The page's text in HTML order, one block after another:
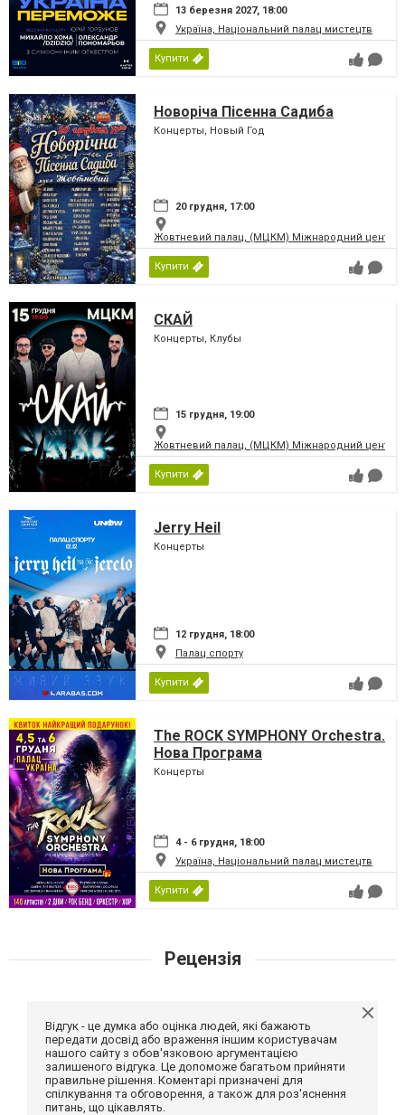
13 березня 2027, 18:00
Україна, Національний палац мистецтв
Купити
Новоріча Пісенна Садиба
Концерты, Новый Год
20 грудня, 17:00
Жовтневий палац, (МЦКМ) Міжнародний центр
Купити
СКАЙ
Концерты, Клубы
15 грудня, 19:00
Жовтневий палац, (МЦКМ) Міжнародний центр
Купити
Jerry Heil
Концерты
12 грудня, 18:00
Палац спорту
Купити
The ROCK SYMPHONY Orchestra.
Нова Програма
Концерты
4 - 6 грудня, 18:00
Україна, Національний палац мистецтв
Купити
Рецензія
Відгук - це думка або оцінка людей, які бажають
передати досвід або враження іншим користувачам
нашого сайту з обов'язковою аргументацією
залишеного відгука. Це допоможе багатьом прийняти
правильне рішення. Коментарі призначені для
спілкування та обговорення, а також для роз'яснення
питань, що цікавлять.